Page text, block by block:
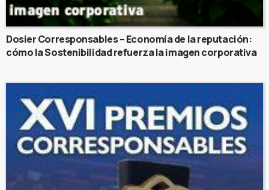
Dosier Corresponsables – Economía de la reputación:
cómo la Sostenibilidad refuerza la imagen corporativa